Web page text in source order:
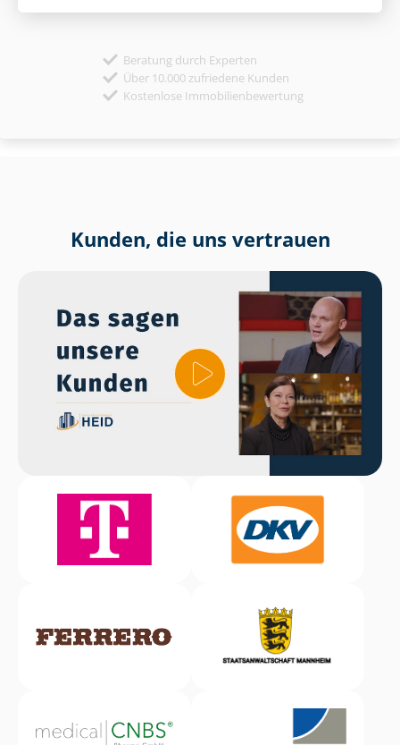
Beratung durch Experten
Über 10.000 zufriedene Kunden
Kostenlose Immobilienbewertung
Kunden, die uns vertrauen